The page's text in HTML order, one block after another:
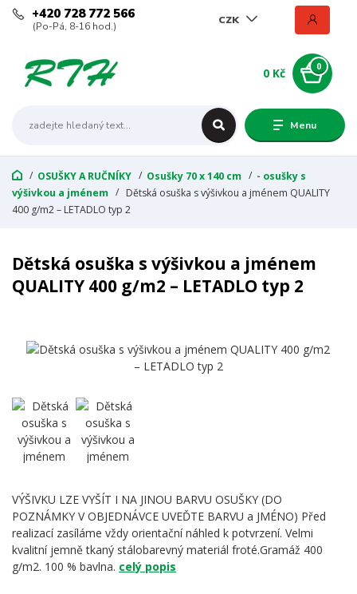
Menu
CZK
+420 728 772 566
(Po-Pá, 8-16 hod.)
0
0 Kč
OSUŠKY A RUČNÍKY Osušky 70 x 140 cm
- osušky s
výšivkou a jménem
Dětská osuška s výšivkou a jménem QUALITY
400 g/m2 – LETADLO typ 2
Dětská osuška s výšivkou a jménem
QUALITY 400 g/m2 – LETADLO typ 2
VÝŠIVKU LZE VYŠÍT I NA JINOU BARVU OSUŠKY (DO
POZNÁMKY V OBJEDNÁVCE UVEĎTE BARVU a JMÉNO) Před
realizací zasíláme vždy orientační náhled k potvrzení. Velmi
kvalitní jemně tkaný stálobarevný materiál froté.Gramáž 400
g/m2. 100 % bavlna. celý popis